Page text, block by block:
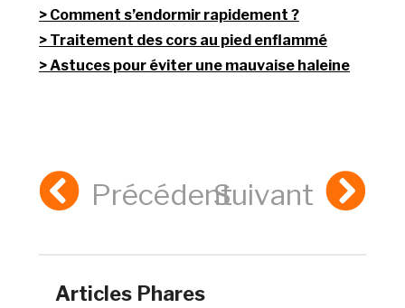
Comment s’endormir rapidement ?
Traitement des cors au pied enflammé
Astuces pour éviter une mauvaise haleine
PrécédentSuivant
Articles Phares